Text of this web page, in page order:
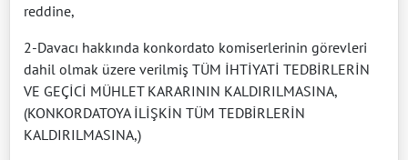
reddine,
2-Davacı hakkında konkordato komiserlerinin görevleri
dahil olmak üzere verilmiş TÜM İHTİYATİ TEDBİRLERİN
VE GEÇİCİ MÜHLET KARARININ KALDIRILMASINA,
(KONKORDATOYA İLİŞKİN TÜM TEDBİRLERİN
KALDIRILMASINA,)